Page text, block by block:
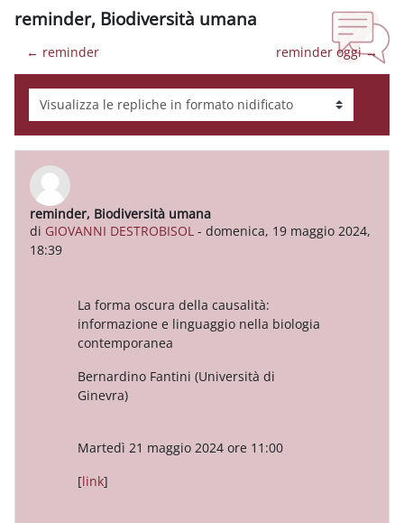
reminder, Biodiversità umana
← reminder reminder oggi →
Modalità visualizzazione
reminder, Biodiversità umana
di GIOVANNI DESTROBISOL - domenica, 19 maggio 2024,
18:39
Numero di risposte: 0
La forma oscura della causalità:
informazione e linguaggio nella biologia
contemporanea
Bernardino Fantini (Università di
Ginevra)
Martedì 21 maggio 2024 ore 11:00
[link]